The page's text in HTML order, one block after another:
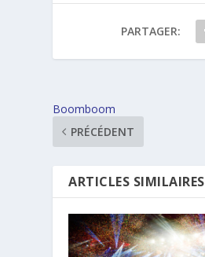
PARTAGER:
Boomboom
PRÉCÉDENT
ARTICLES SIMILAIRES